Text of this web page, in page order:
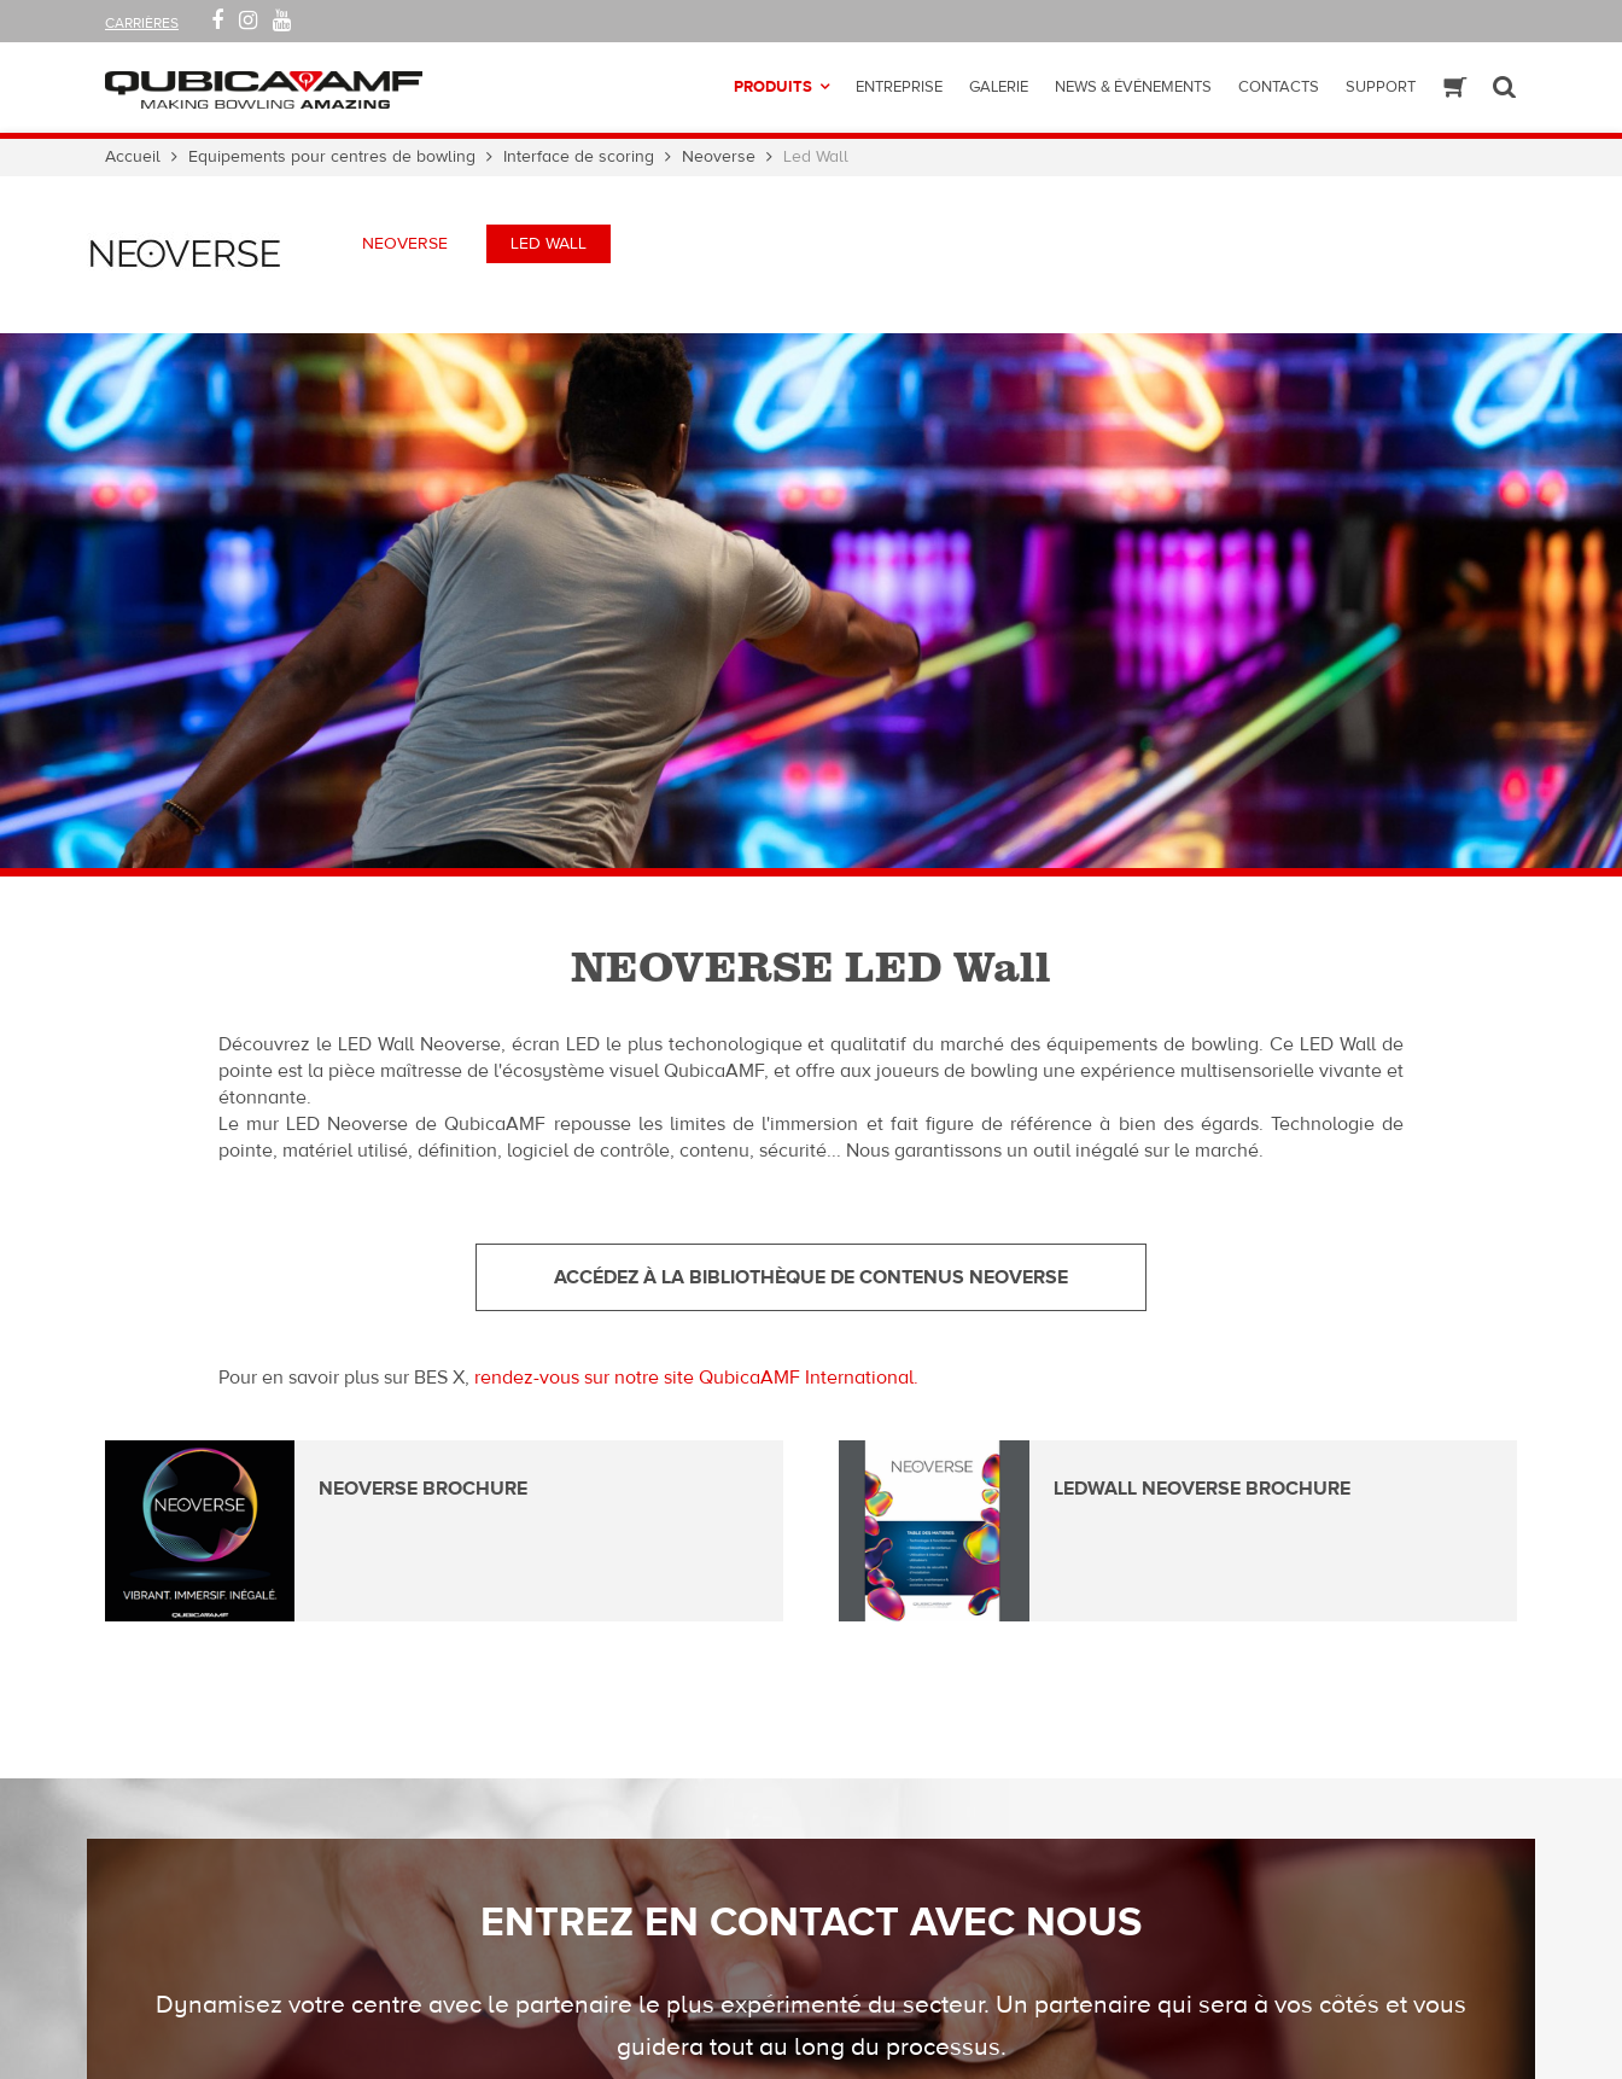
CARRIÈRES
SUIVEZ-
NOUS
FACEBOOKINSTAGRAM
Navigation PRODUITS ENTREPRISE GALERIE NEWS & ÉVÉNEMENTS CONTACTS SUPPORTESHOP
Vous
Accueil Equipements pour centres de bowling Interface de scoring Neoverse Led Wall
NEOVERSE LED WALL
NEOVERSE LED Wall
Découvrez le LED Wall Neoverse, écran LED le plus techonologique et qualitatif du marché des équipements de bowling. Ce LED Wall de
pointe est la pièce maîtresse de l'écosystème visuel QubicaAMF, et offre aux joueurs de bowling une expérience multisensorielle vivante et
étonnante.
Le mur LED Neoverse de QubicaAMF repousse les limites de l'immersion et fait figure de référence à bien des égards. Technologie de
pointe, matériel utilisé, définition, logiciel de contrôle, contenu, sécurité... Nous garantissons un outil inégalé sur le marché.
ACCÉDEZ À LA BIBLIOTHÈQUE DE CONTENUS NEOVERSE
Pour en savoir plus sur BES X, rendez-vous sur notre site QubicaAMF International.
NEOVERSE BROCHURE
Download
LEDWALL NEOVERSE BROCHURE
ENTREZ EN CONTACT AVEC NOUS
Dynamisez votre centre avec le partenaire le plus expérimenté du secteur. Un partenaire qui sera à vos côtés et vous
guidera tout au long du processus.